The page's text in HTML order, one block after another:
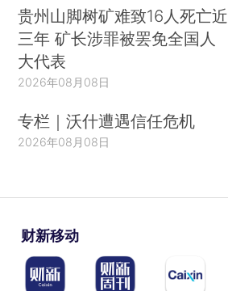
贵州山脚树矿难致16人死亡近
三年 矿长涉罪被罢免全国人
大代表
2026年08月08日
专栏｜沃什遭遇信任危机
2026年08月08日
财新移动